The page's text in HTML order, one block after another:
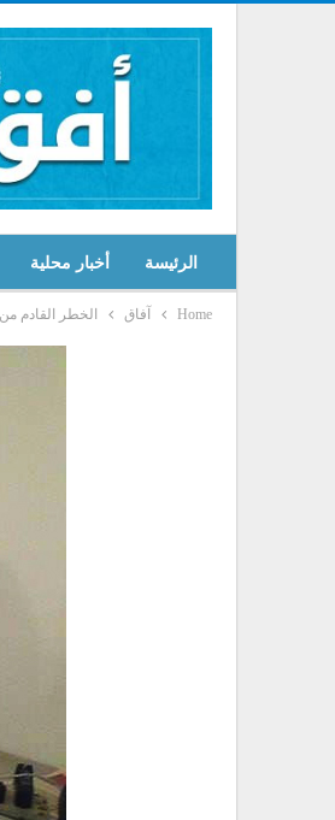
الرئيسة أخبار محلية
Home آفاق الخطر القادم